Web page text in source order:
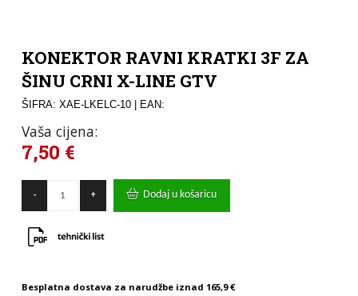
KONEKTOR RAVNI KRATKI 3F ZA
ŠINU CRNI X-LINE GTV
ŠIFRA: XAE-LKELC-10| EAN:
Vaša cijena:
7,50 €
-
RAVNI
KRATKI
ZA
+ Dodaj u košaricu
Besplatna dostava za narudžbe iznad 165,9 €